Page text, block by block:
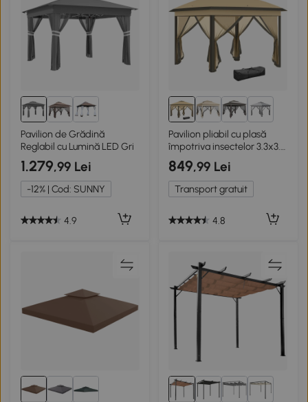
Pavilion de Grădină
Reglabil cu Lumină LED Gri
1.279,99 Lei
-12% | Cod: SUNNY
4.9
1+
Pavilion pliabil cu plasă
împotriva insectelor 3.3x3.3
m bej
849,99 Lei
Transport gratuit
4.8